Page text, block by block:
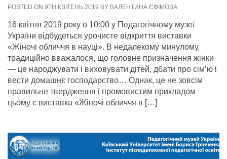
POSTED ON 9TH КВІТЕНЬ 2019 BY ВАЛЕНТИНА ЄФІМОВА
16 квітня 2019 року о 10:00 у Педагогічному музеї
України відбудеться урочисте відкриття виставки
«Жіночі обличчя в науці». В недалекому минулому,
традиційно вважалося, що головне призначення жінки
— це народжувати і виховувати дітей, дбати про сім’ю і
вести домашнє господарство… Однак, це не зовсім
правильне твердження і промовистим прикладом
цьому є виставка «Жіночі обличчя в […]